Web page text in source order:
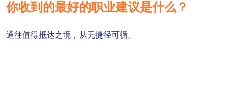
你收到的最好的职业建议是什么？
通往值得抵达之境，从无捷径可循。